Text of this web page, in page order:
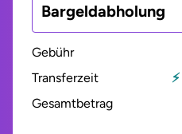
Bargeldabholung
Gebühr
Transferzeit
Gesamtbetrag